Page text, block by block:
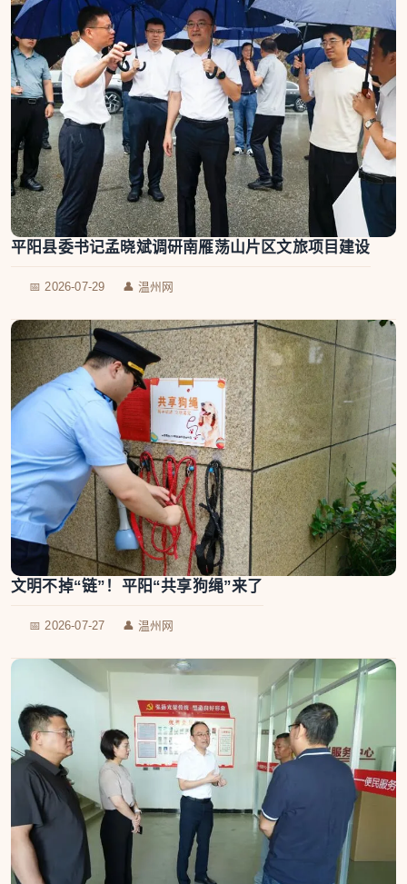
平阳县委书记孟晓斌调研南雁荡山片区文旅项目建设
📅 2026-07-29 👤 温州网
文明不掉“链”！平阳“共享狗绳”来了
📅 2026-07-27 👤 温州网